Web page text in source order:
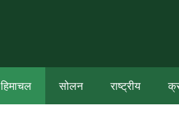
हिमाचल सोलन राष्ट्रीय